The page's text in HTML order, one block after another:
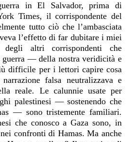
in El Salvador, prima di
Times, il corrispondente del
tutto ciò che l’ambasciata
l’effetto di far dubitare i miei
altri corrispondenti che
guerra — della nostra veridicità e
difficile per i lettori capire cosa
narrazione falsa neutralizzava e
reale. Le calunnie usate per
palestinesi — sostenendo che
— sono tristemente familiari.
che conosco a Gaza sono, in
confronti di Hamas. Ma anche